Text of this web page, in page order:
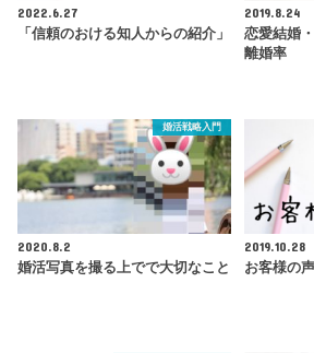
2022.6.27
「信頼のおける知人からの紹介」
2019.8.24
恋愛結婚
離婚率
婚活戦略入門
2020.8.2
婚活写真を撮る上でで大切なこと
2019.10.28
お客様の